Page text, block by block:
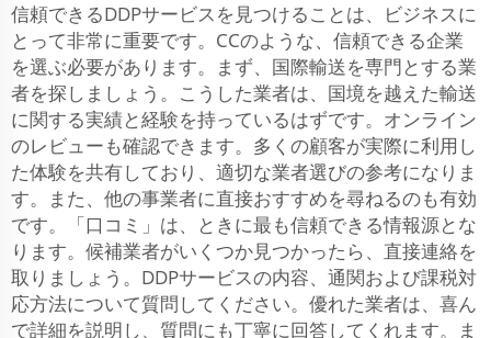
信頼できるDDPサービスを見つけることは、ビジネスに
とって非常に重要です。CCのような、信頼できる企業
を選ぶ必要があります。まず、国際輸送を専門とする業
者を探しましょう。こうした業者は、国境を越えた輸送
に関する実績と経験を持っているはずです。オンライン
のレビューも確認できます。多くの顧客が実際に利用し
た体験を共有しており、適切な業者選びの参考になりま
す。また、他の事業者に直接おすすめを尋ねるのも有効
です。「口コミ」は、ときに最も信頼できる情報源とな
ります。候補業者がいくつか見つかったら、直接連絡を
取りましょう。DDPサービスの内容、通関および課税対
応方法について質問してください。優れた業者は、喜ん
で詳細を説明し、質問にも丁寧に回答してくれます。ま